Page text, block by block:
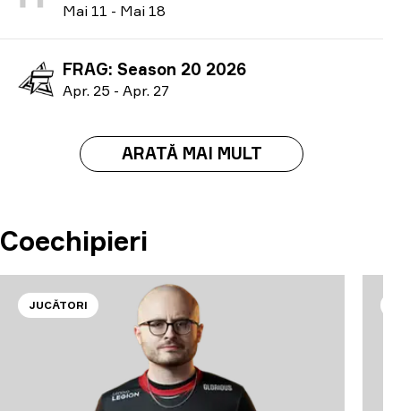
Mai 11 - Mai 18
FRAG: Season 20 2026
Apr. 25 - Apr. 27
ARATĂ MAI MULT
Coechipieri
JUCĂTORI